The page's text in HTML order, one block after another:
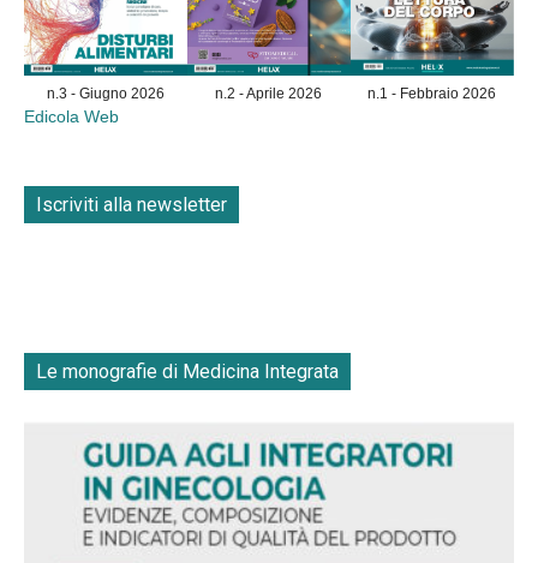
n.3 - Giugno 2026 n.2 - Aprile 2026 n.1 - Febbraio 2026
Edicola Web
Iscriviti alla newsletter
Le monografie di Medicina Integrata